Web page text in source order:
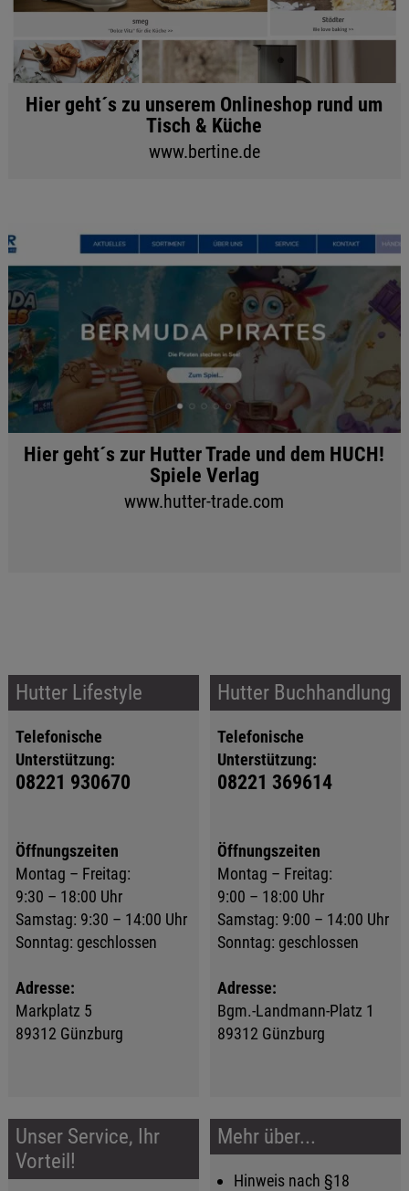
Hier geht´s zu unserem Onlineshop rund um
Tisch & Küche
www.bertine.de
Hier geht´s zur Hutter Trade und dem HUCH!
Spiele Verlag
www.hutter-trade.com
Hutter Lifestyle
Telefonische
Unterstützung:
08221 930670
Öffnungszeiten
Montag – Freitag:
9:30 – 18:00 Uhr
Samstag: 9:30 – 14:00 Uhr
Sonntag: geschlossen
Adresse:
Markplatz 5
89312 Günzburg
Hutter Buchhandlung
Telefonische
Unterstützung:
08221 369614
Öffnungszeiten
Montag – Freitag:
9:00 – 18:00 Uhr
Samstag: 9:00 – 14:00 Uhr
Sonntag: geschlossen
Adresse:
Bgm.-Landmann-Platz 1
89312 Günzburg
Unser Service, Ihr
Vorteil!
Mehr über...
Hinweis nach §18